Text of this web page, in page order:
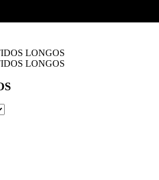
LONGOS
LONGOS